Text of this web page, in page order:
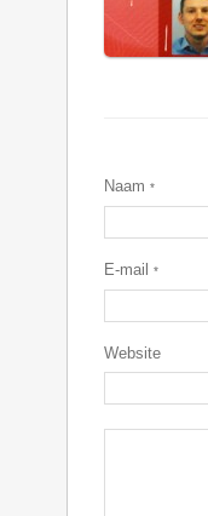
Naam *
E-mail *
Website